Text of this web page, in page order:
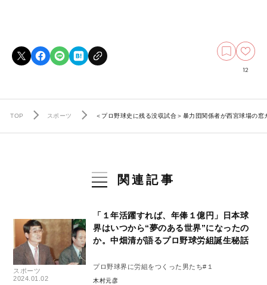
12
TOP スポーツ ＜プロ野球史に残る没収試合＞暴力団関係者が西宮球場の
関連記事
スポーツ
2024.01.02
「１年活躍すれば、年俸１億円」日本球
界はいつから“夢のある世界”になったの
か。中畑清が語るプロ野球労組誕生秘話
プロ野球界に労組をつくった男たち#１
木村元彦